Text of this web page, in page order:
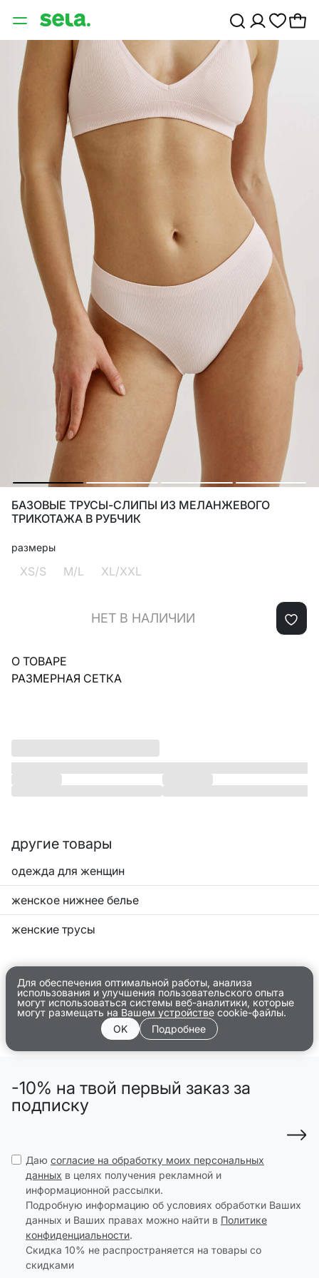
БАЗОВЫЕ ТРУСЫ-СЛИПЫ ИЗ МЕЛАНЖЕВОГО
ТРИКОТАЖА В РУБЧИК
размеры
XS/S M/L XL/XXL
НЕТ В НАЛИЧИИ
О ТОВАРЕ
РАЗМЕРНАЯ СЕТКА
другие товары
одежда для женщин
женское нижнее белье
женские трусы
Для обеспечения оптимальной работы, анализа
использования и улучшения пользовательского опыта
могут использоваться системы веб-аналитики, которые
могут размещать на Вашем устройстве cookie-файлы.
OK
Подробнее
-10% на твой первый заказ за
подписку
Даю согласие на обработку моих персональных
данных в целях получения рекламной и
информационной рассылки.
Подробную информацию об условиях обработки Ваших
данных и Ваших правах можно найти в Политике
конфиденциальности.
Скидка 10% не распространяется на товары со
скидками